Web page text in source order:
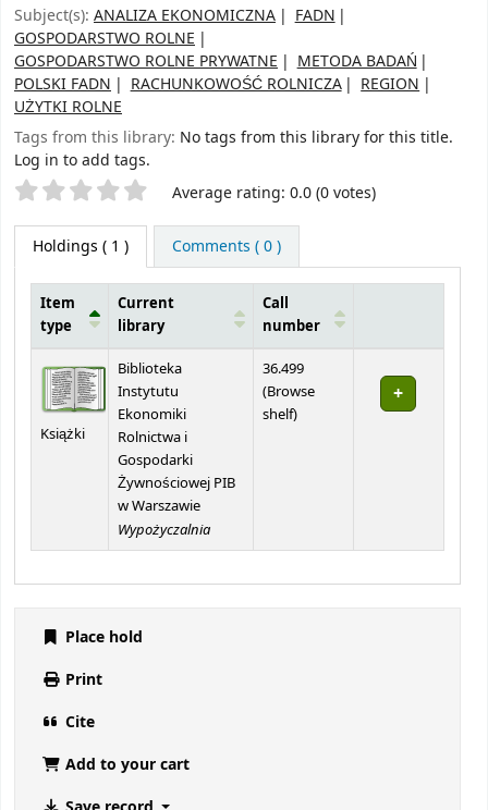
Subject(s): ANALIZA EKONOMICZNA
FADN
GOSPODARSTWO ROLNE
GOSPODARSTWO ROLNE PRYWATNE
METODA BADAŃ
POLSKI FADN
RACHUNKOWOŚĆ ROLNICZA
REGION
UŻYTKI ROLNE
Tags from this library: No tags from this library for this title.
Log in to add tags.
Star ratings Average rating: 0.0 (0 votes)
Holdings ( 1 ) Comments ( 0 )
Item
type
Current
library
Call
number
Książki
Biblioteka
Instytutu
Ekonomiki
Rolnictwa i
Gospodarki
Żywnościowej PIB
w Warszawie
Wypożyczalnia
36.499
(Browse
shelf(Opens below)
)
Place hold
Print
Cite
Add to your cart